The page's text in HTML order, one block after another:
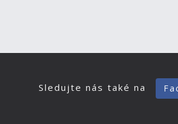
Sledujte nás také na